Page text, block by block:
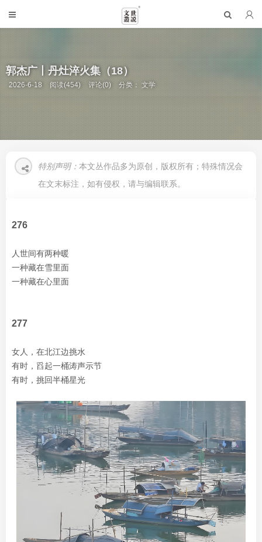
郭杰广丨丹灶淬火集（18）
2026-6-18 阅读(454) 评论(0) 分类：文学
特别声明： 本文丛作品多为原创，版权所有；特殊情况会
在文末标注，如有侵权，请与编辑联系。
276
人世间有两种暖
一种藏在雪里面
一种藏在心里面
277
女人，在北江边挑水
有时，舀起一桶涛声示节
有时，挑回半桶星光